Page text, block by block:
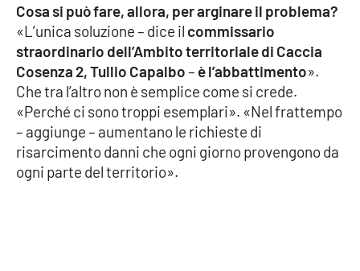
Cosenzachannel.it
Ilvibonese.it
Catanzarochannel.it
APP
Cosa si può fare, allora, per arginare il problema?
«L’unica soluzione – dice il commissario
straordinario dell’Ambito territoriale di Caccia
Cosenza 2, Tullio Capalbo– è l’abbattimento».
Che tra l’altro non è semplice come si crede.
«Perché ci sono troppi esemplari». «Nel frattempo
– aggiunge – aumentano le richieste di
risarcimento danni che ogni giorno provengono da
ogni parte del territorio».